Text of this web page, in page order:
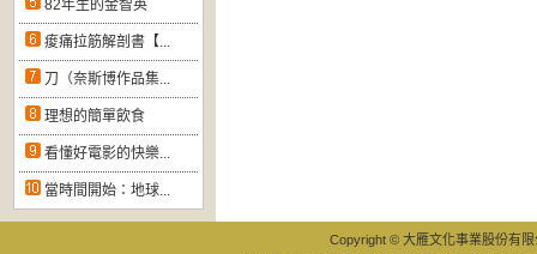
82年生的金智英
痠痛拉筋解剖書【...
刀（奈斯博作品集...
理想的簡單飲食
看懂好電影的快樂...
當時間開始：地球...
Copyright © 大雁文化事業股份有